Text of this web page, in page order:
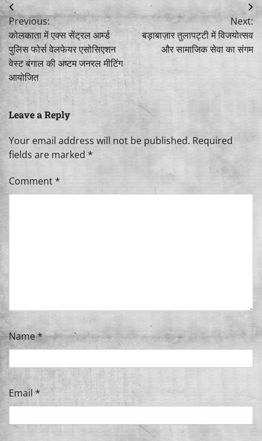
Post
navigation
Previous:
कोलकाता में एक्स सेंट्रल आर्म्ड
पुलिस फोर्स वेलफेयर एसोसिएशन
वेस्ट बंगाल की अष्टम जनरल मीटिंग
आयोजित
Next:
बड़ाबाज़ार तुलापट्टी में विजयोत्सव
और सामाजिक सेवा का संगम
Leave a Reply
Your email address will not be published. Required
fields are marked *
Comment*
Name*
Email *